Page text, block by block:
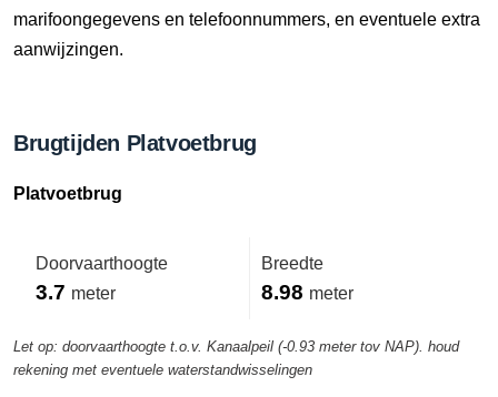
marifoongegevens en telefoonnummers, en eventuele extra
aanwijzingen.
Brugtijden Platvoetbrug
Platvoetbrug
Doorvaarthoogte
3.7 meter
Breedte
8.98 meter
Let op: doorvaarthoogte t.o.v. Kanaalpeil (-0.93 meter tov NAP). houd
rekening met eventuele waterstandwisselingen